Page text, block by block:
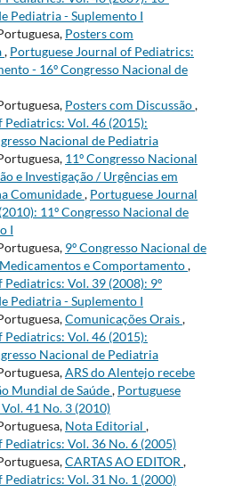
Pediatria - Suplemento I
Posters com
, Portuguese Journal of Pediatrics:
- 16º Congresso Nacional de
Posters com Discussão,
Pediatrics: Vol. 46 (2015):
Nacional de Pediatria
11º Congresso Nacional
e Investigação / Urgências em
Comunidade, Portuguese Journal
11º Congresso Nacional de
I
9º Congresso Nacional de
e Comportamento,
Vol. 39 (2008): 9º
Pediatria - Suplemento I
Comunicações Orais,
Pediatrics: Vol. 46 (2015):
Nacional de Pediatria
ARS do Alentejo recebe
Mundial de Saúde, Portuguese
41 No. 3 (2010)
Nota Editorial ,
Pediatrics: Vol. 36 No. 6 (2005)
CARTAS AO EDITOR ,
Pediatrics: Vol. 31 No. 1 (2000)